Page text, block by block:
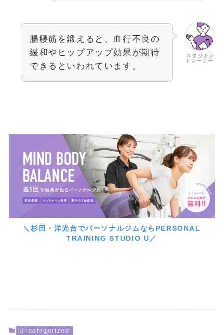
スタジオU
トレーナー
腸腰筋を鍛えると、血行不良の
緩和やヒップアップ効果が期待
できるといわれています。
＼杉田・洋光台でパーソナルジムならPERSONAL
TRAINING STUDIO U／
Uncategorized